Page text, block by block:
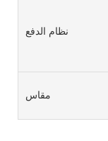
نظام الدفع
مقاس